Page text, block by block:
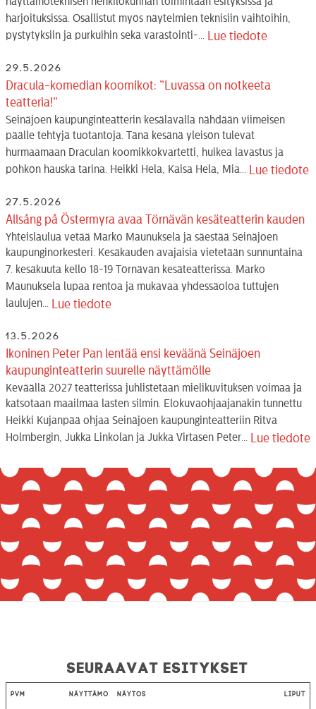
harjoituksissa. Osallistut myös näytelmien teknisiin vaihtoihin,
pystytyksiin ja purkuihin sekä varastointi-...
Lue tiedote
29.5.2026
Dracula-komedian koomikot: ”Luvassa on notkeeta
teatteria!”
Seinäjoen kaupunginteatterin kesälavalla nähdään viimeisen
päälle tehtyjä tuotantoja. Tänä kesänä yleisön tulevat
hurmaamaan Draculan koomikkokvartetti, huikea lavastus ja
pöhkön hauska tarina. Heikki Hela, Kaisa Hela, Mia...
Lue tiedote
27.5.2026
Allsång på Östermyra avaa Törnävän kesäteatterin kauden
Yhteislaulua vetää Marko Maunuksela ja säestää Seinäjoen
kaupunginorkesteri. Kesäkauden avajaisia vietetään sunnuntaina
7. kesäkuuta kello 18-19 Törnävän kesäteatterissa. Marko
Maunuksela lupaa rentoa ja mukavaa yhdessäoloa tuttujen
laulujen...
Lue tiedote
13.5.2026
Ikoninen Peter Pan lentää ensi keväänä Seinäjoen
kaupunginteatterin suurelle näyttämölle
Keväällä 2027 teatterissa juhlistetaan mielikuvituksen voimaa ja
katsotaan maailmaa lasten silmin. Elokuvaohjaajanakin tunnettu
Heikki Kujanpää ohjaa Seinäjoen kaupunginteatteriin Ritva
Holmbergin, Jukka Linkolan ja Jukka Virtasen Peter...
Lue tiedote
Seuraavat esitykset
Pvm Näyttämö Näytös Liput